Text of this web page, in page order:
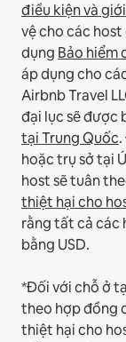
điều kiện và
vệ cho các
dụng Bảo hiểm
áp dụng cho
Airbnb Travel
đại lục sẽ được
tại Trung Quốc.
hoặc trụ sở tại
host sẽ tuân
thiệt hại cho
rằng tất cả các
bằng USD.
*Đối với chỗ ở
theo hợp đồng
thiệt hại cho